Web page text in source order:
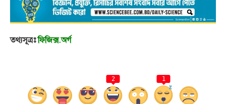
তথ্যসূত্রঃ ফিজিক্স.অর্গ
2 1